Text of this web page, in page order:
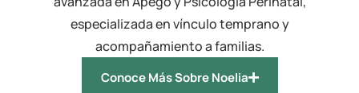
especializada en vínculo temprano y
acompañamiento a familias.
Conoce Más Sobre Noelia